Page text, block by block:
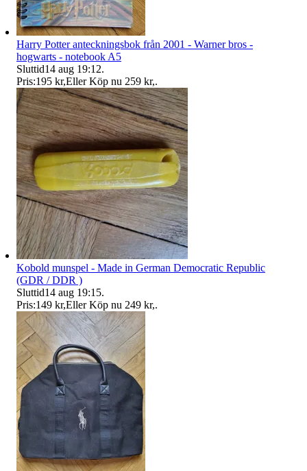
Harry Potter anteckningsbok från 2001 - Warner bros -
hogwarts - notebook A5
Sluttid14 aug 19:12.
Pris:195 kr,Eller Köp nu 259 kr,.
Kobold munspel - Made in German Democratic Republic
(GDR / DDR )
Sluttid14 aug 19:15.
Pris:149 kr,Eller Köp nu 249 kr,.